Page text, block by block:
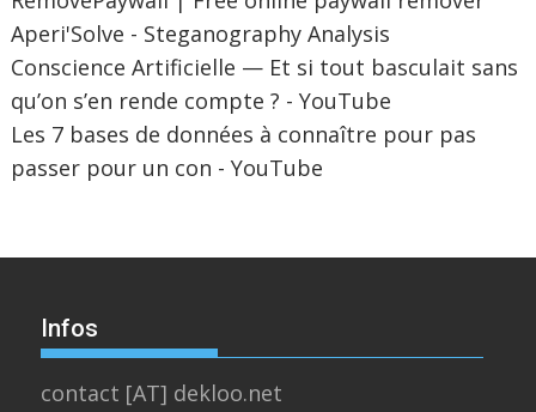
Aperi'Solve - Steganography Analysis
Conscience Artificielle — Et si tout basculait sans
qu’on s’en rende compte ? - YouTube
Les 7 bases de données à connaître pour pas
passer pour un con - YouTube
Infos
contact [AT] dekloo.net